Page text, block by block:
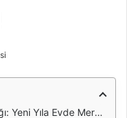
Yıla Evde Merhaba!